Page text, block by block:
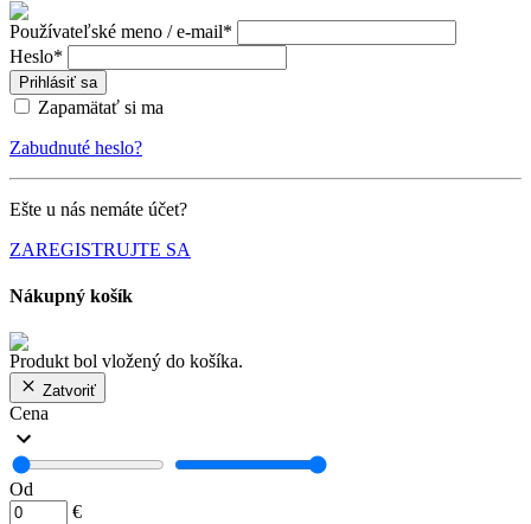
Používateľské meno / e-mail*
Heslo*
Prihlásiť sa
Zapamätať si ma
Zabudnuté heslo?
Ešte u nás nemáte účet?
ZAREGISTRUJTE SA
Nákupný košík
Produkt bol vložený do košíka.
Zatvoriť
Cena
Od
€